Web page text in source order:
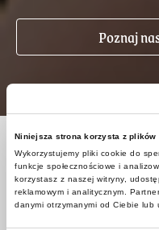
Niniejsza strona korzysta z plików
Wykorzystujemy pliki cookie do
funkcje społecznościowe i
korzystasz z naszej witryny,
reklamowym i analitycznym.
danymi otrzymanymi od Ciebie lub
Poznaj
Niezapomniane
kulturalne
W ofercie znajdują się